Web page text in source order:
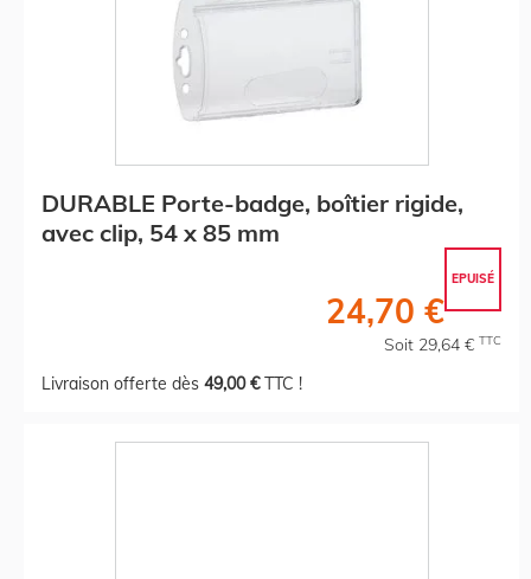
DURABLE Porte-badge, boîtier rigide,
avec clip, 54 x 85 mm
EPUISÉ
24,70 €
Soit 29,64 € TTC
Livraison offerte dès 49,00 €TTC !